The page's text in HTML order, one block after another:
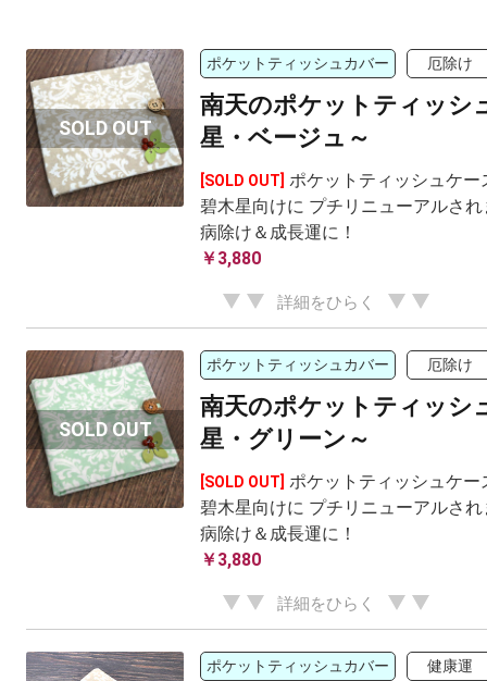
ポケットティッシュカバー 厄除け
南天のポケットティッシ
星・ベージュ～
[SOLD OUT] ポケットティッシュケー
碧木星向けに プチリニューアルさ
病除け＆成長運に！
￥3,880
詳細をひらく
ポケットティッシュカバー 厄除け
南天のポケットティッシ
星・グリーン～
[SOLD OUT] ポケットティッシュケー
碧木星向けに プチリニューアルさ
病除け＆成長運に！
￥3,880
詳細をひらく
ポケットティッシュカバー 健康運